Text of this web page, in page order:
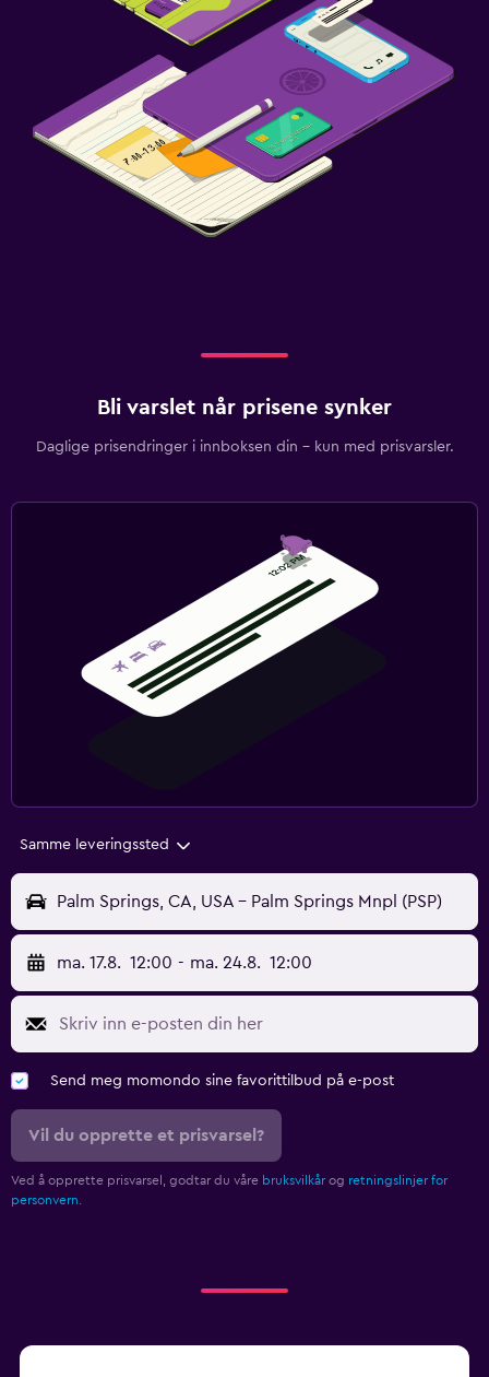
Bli varslet når prisene synker
Daglige prisendringer i innboksen din – kun med prisvarsler.
Samme leveringssted
Palm Springs, CA, USA - Palm Springs Mnpl (PSP)
ma. 17.8. 12:00 - ma. 24.8. 12:00
Send meg momondo sine favorittilbud på e-post
Vil du opprette et prisvarsel?
Ved å opprette prisvarsel, godtar du våre bruksvilkår og retningslinjer for
personvern.